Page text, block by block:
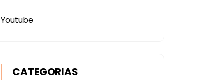
Youtube
CATEGORIAS